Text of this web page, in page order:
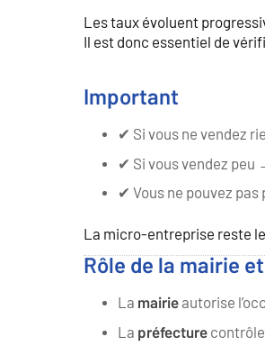
Les taux évoluent
Il est donc essentiel de
Important
✔ Si vous ne vendez
✔ Si vous vendez peu
✔ Vous ne pouvez pas
La micro-entreprise reste
Rôle de la mairie
La mairieautorise
La préfecturecontrôle